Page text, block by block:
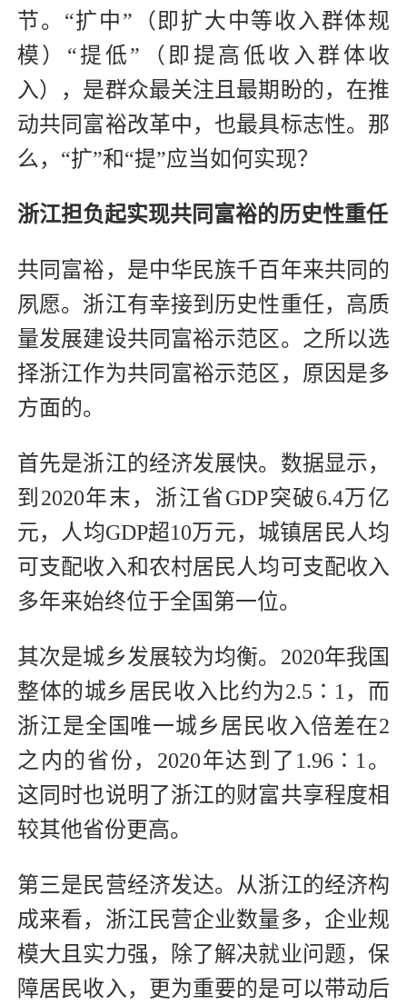
节。“扩中”（即扩大中等收入群体规
模）“提低”（即提高低收入群体收
入），是群众最关注且最期盼的，在推
动共同富裕改革中，也最具标志性。那
么，“扩”和“提”应当如何实现？
浙江担负起实现共同富裕的历史性重任
共同富裕，是中华民族千百年来共同的
夙愿。浙江有幸接到历史性重任，高质
量发展建设共同富裕示范区。之所以选
择浙江作为共同富裕示范区，原因是多
方面的。
首先是浙江的经济发展快。数据显示，
到2020年末，浙江省GDP突破6.4万亿
元，人均GDP超10万元，城镇居民人均
可支配收入和农村居民人均可支配收入
多年来始终位于全国第一位。
其次是城乡发展较为均衡。2020年我国
整体的城乡居民收入比约为2.5∶1，而
浙江是全国唯一城乡居民收入倍差在2
之内的省份，2020年达到了1.96∶1。
这同时也说明了浙江的财富共享程度相
较其他省份更高。
第三是民营经济发达。从浙江的经济构
成来看，浙江民营企业数量多，企业规
模大且实力强，除了解决就业问题，保
障居民收入，更为重要的是可以带动后